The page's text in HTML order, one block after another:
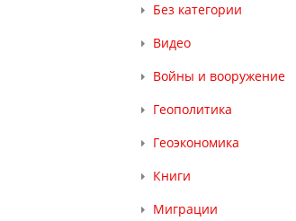
Без категории
Видео
Войны и вооружение
Геополитика
Геоэкономика
Книги
Миграции